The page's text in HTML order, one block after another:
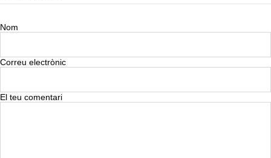
Nom
Correu electrònic
El teu comentari